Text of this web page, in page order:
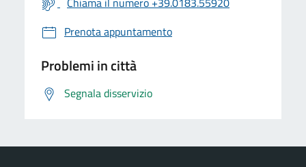
Prenota appuntamento
Problemi in città
Segnala disservizio